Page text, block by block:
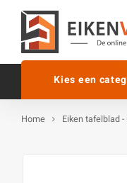
Kies een
Home Eiken tafelblad